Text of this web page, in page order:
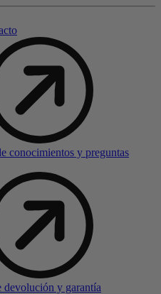
conocimientos y preguntas
devolución y garantía